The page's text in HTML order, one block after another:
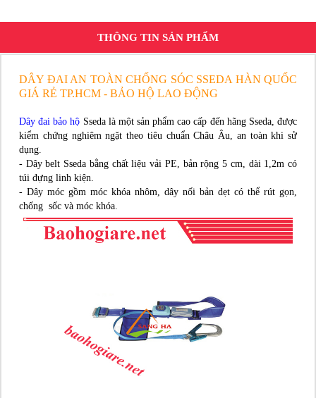
THÔNG TIN SẢN PHẨM
DÂY ĐAI AN TOÀN CHỐNG SÓC SSEDA HÀN QUỐC
GIÁ RẺ TP.HCM - BẢO HỘ LAO ĐỘNG
Dây đai bảo hộ Sseda là một sản phẩm cao cấp đến hãng Sseda, được
kiểm chứng nghiêm ngặt theo tiêu chuẩn Châu Âu, an toàn khi sử
dụng.
- Dây belt Sseda bằng chất liệu vải PE, bản rộng 5 cm, dài 1,2m có
túi đựng linh kiện.
- Dây móc gồm móc khóa nhôm, dây nối bản dẹt có thể rút gọn,
chống sốc và móc khóa.